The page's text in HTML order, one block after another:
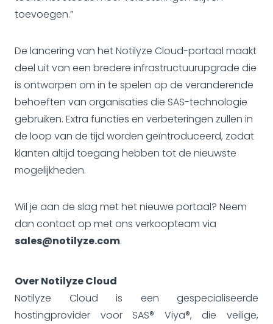
toevoegen.”
De lancering van het Notilyze Cloud-portaal maakt
deel uit van een bredere infrastructuurupgrade die
is ontworpen om in te spelen op de veranderende
behoeften van organisaties die SAS-technologie
gebruiken. Extra functies en verbeteringen zullen in
de loop van de tijd worden geïntroduceerd, zodat
klanten altijd toegang hebben tot de nieuwste
mogelijkheden.
Wil je aan de slag met het nieuwe portaal? Neem
dan contact op met ons verkoopteam via
sales@notilyze.com.
Over Notilyze Cloud
Notilyze Cloud is een gespecialiseerde
hostingprovider voor SAS® Viya®, die veilige,